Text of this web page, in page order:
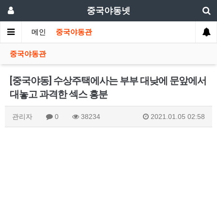
중국야동넷
메인 중국야동관
중국야동관
[중국야동] 수상주택에사는 부부 대낮에 문앞에서
대놓고 과격한 섹스 흥분
관리자 0 38234 2021.01.05 02:58